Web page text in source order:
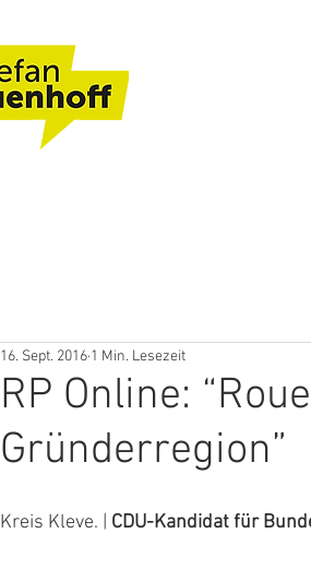
RP Online:
Gründerregion”
16. Sept. 2016 1 Min. Lesezeit
Kreis Kleve. | CDU-Kandidat für